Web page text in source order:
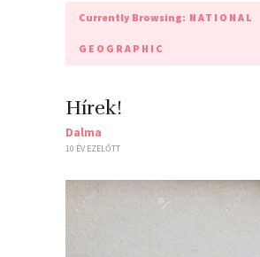
Currently Browsing: NATIONAL
GEOGRAPHIC
Hírek!
Dalma
10 ÉV EZELŐTT